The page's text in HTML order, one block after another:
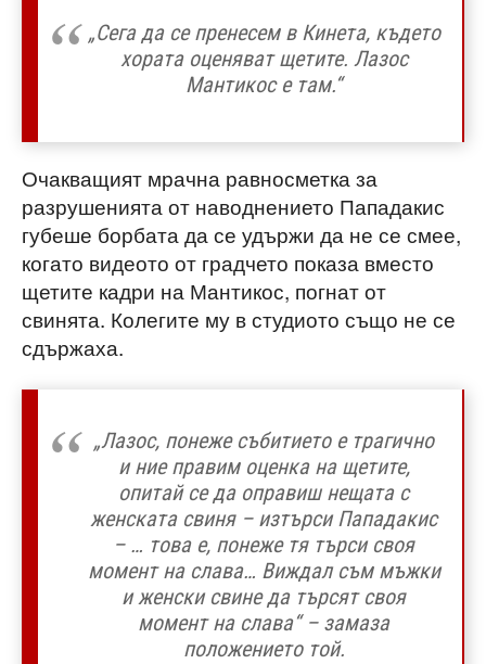
„Сега да се пренесем в Кинета, където
хората оценяват щетите. Лазос
Мантикос е там.“
Очакващият мрачна равносметка за
разрушенията от наводнението Пападакис
губеше борбата да се удържи да не се смее,
когато видеото от градчето показа вместо
щетите кадри на Мантикос, погнат от
свинята. Колегите му в студиото също не се
сдържаха.
„Лазос, понеже събитието е трагично
и ние правим оценка на щетите,
опитай се да оправиш нещата с
женската свиня – изтърси Пападакис
– … това е, понеже тя търси своя
момент на слава… Виждал съм мъжки
и женски свине да търсят своя
момент на слава“ – замаза
положението той.